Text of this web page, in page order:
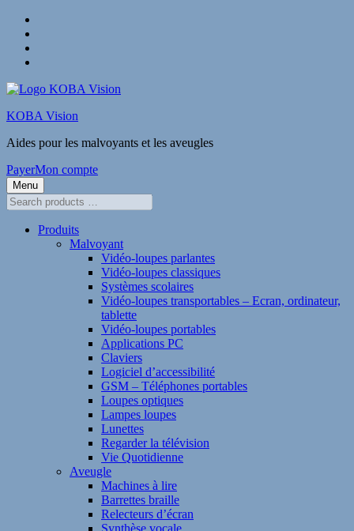
content
footer
KOBA Vision
Aides pour les malvoyants et les aveugles
PayerMon compte
Menu
Search
products
Produits
Malvoyant
Vidéo-loupes parlantes
Vidéo-loupes classiques
Systèmes scolaires
Vidéo-loupes transportables – Ecran, ordinateur,
tablette
Vidéo-loupes portables
Applications PC
Claviers
Logiciel d’accessibilité
GSM – Téléphones portables
Loupes optiques
Lampes loupes
Lunettes
Regarder la télévision
Vie Quotidienne
Aveugle
Machines à lire
Barrettes braille
Relecteurs d’écran
Synthèse vocale